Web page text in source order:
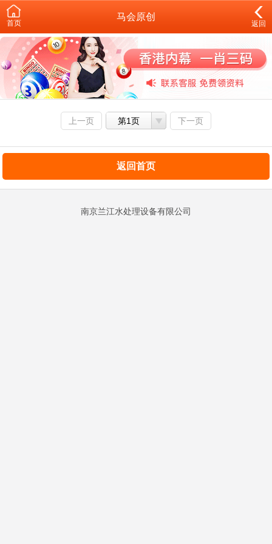
首页
马会原创
返回
上一页 第1页 下一页
返回首页
南京兰江水处理设备有限公司